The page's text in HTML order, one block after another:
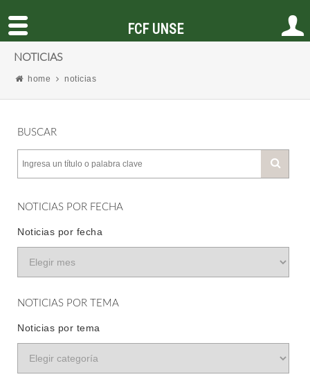
NOTICIAS
home noticias
BUSCAR
NOTICIAS POR FECHA
Noticias por fecha
NOTICIAS POR TEMA
Noticias por tema
FCF UNSE